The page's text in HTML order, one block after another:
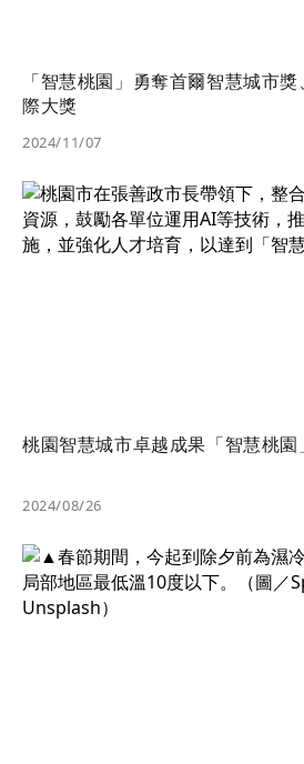
「智慧桃園」勇奪首爾智慧城市
際大獎
2024/11/07
桃園智慧城市卓越成果「智慧桃園
2024/08/26